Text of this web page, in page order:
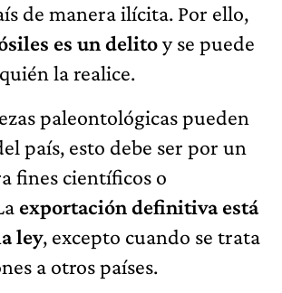
de manera ilícita. Por ello,
es un delitoy se puede
la realice.
paleontológicas pueden
país, esto debe ser por un
fines científicos o
exportación definitiva está
ley, excepto cuando se trata
a otros países.